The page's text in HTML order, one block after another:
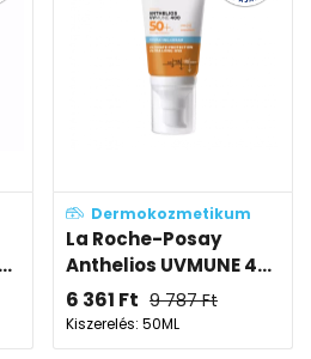
Dermokozmetikum
La Roche-Posay
Anthelios UVMUNE 4...
6 361 Ft 9 787Ft
Kiszerelés: 50ML